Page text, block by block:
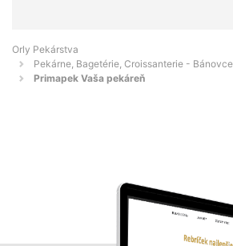
Orly Pekárstva
Pekárne, Bagetérie, Croissanterie -
Primapek Vaša pekáreň